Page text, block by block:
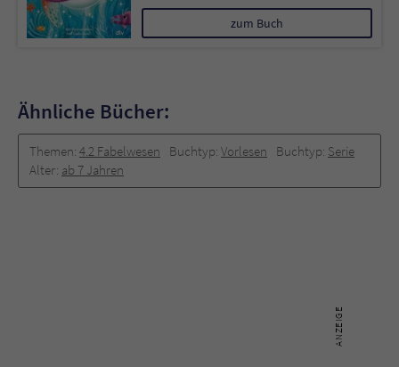
zum Buch
Ähnliche Bücher:
Themen: 4.2 Fabelwesen Buchtyp: Vorlesen Buchtyp: Serie
Alter: ab 7 Jahren